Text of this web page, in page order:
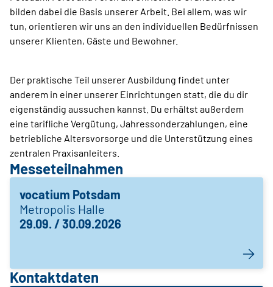
bilden dabei die Basis unserer Arbeit. Bei allem, was wir
tun, orientieren wir uns an den individuellen Bedürfnissen
unserer Klienten, Gäste und Bewohner.
Der praktische Teil unserer Ausbildung findet unter
anderem in einer unserer Einrichtungen statt, die du dir
eigenständig aussuchen kannst. Du erhältst außerdem
eine tarifliche Vergütung, Jahressonderzahlungen, eine
betriebliche Altersvorsorge und die Unterstützung eines
zentralen Praxisanleiters.
Messeteilnahmen
vocatium Potsdam
Metropolis Halle
29.09. / 30.09.2026
Kontaktdaten